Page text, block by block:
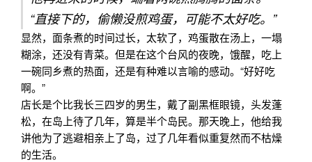
“直接下的，偷懒没煎鸡蛋，可能不太好吃。”
显然，面条煮的时间过长，太软了，鸡蛋散在汤上，一塌
糊涂，还没有青菜。但是在这个台风的夜晚，饿醒，吃上
一碗同乡煮的热面，还是有种难以言喻的感动。“好好吃
啊。”
店长是个比我长三四岁的男生，戴了副黑框眼镜，头发蓬
松，在岛上待了几年，算是半个岛民。那天晚上，他给我
讲他为了逃避相亲上了岛，过了几年看似重复然而不枯燥
的生活。